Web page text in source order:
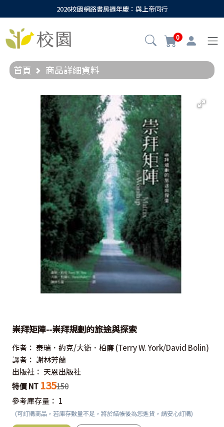
2026校園網路書房週年慶：與上帝同行
0
首頁 商品詳細資料
崇拜矩陣--崇拜規劃的旅途與探索
作者： 泰瑞．約克/大衛．柏廉 (Terry W. York/David Bolin)
譯者： 謝林芳蘭
出版社： 天恩出版社
特價 NT 135150
參考庫存量： 1
(可訂購商品，若庫存數量不足，將於結帳後為您進貨，請安心訂購)